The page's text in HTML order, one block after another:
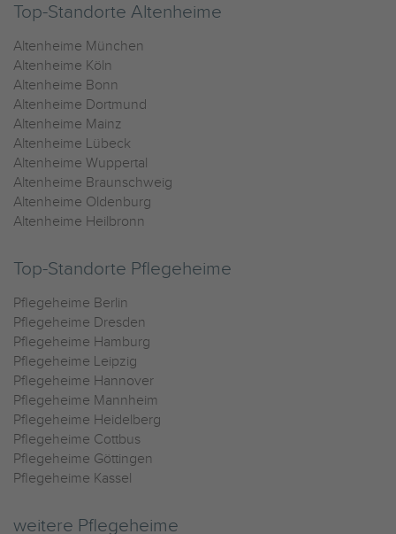
Top-Standorte Altenheime
Altenheime München
Altenheime Köln
Altenheime Bonn
Altenheime Dortmund
Altenheime Mainz
Altenheime Lübeck
Altenheime Wuppertal
Altenheime Braunschweig
Altenheime Oldenburg
Altenheime Heilbronn
Top-Standorte Pflegeheime
Pflegeheime Berlin
Pflegeheime Dresden
Pflegeheime Hamburg
Pflegeheime Leipzig
Pflegeheime Hannover
Pflegeheime Mannheim
Pflegeheime Heidelberg
Pflegeheime Cottbus
Pflegeheime Göttingen
Pflegeheime Kassel
weitere Pflegeheime